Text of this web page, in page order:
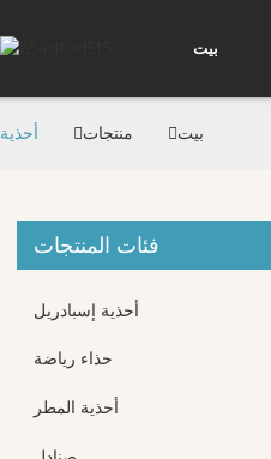
بيت
بيت منتجات أحذية
فئات المنتجات
أحذية إسبادريل
حذاء رياضة
أحذية المطر